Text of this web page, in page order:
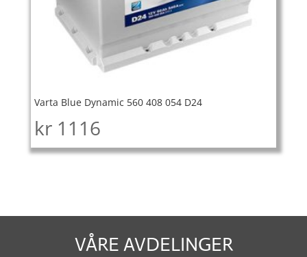
Varta Blue Dynamic 560 408 054 D24
kr 1116
VÅRE AVDELINGER